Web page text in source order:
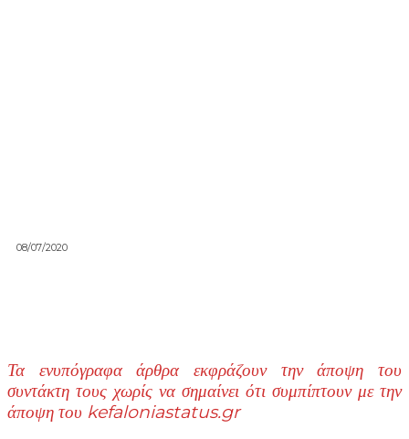
08/07/2020
Τα ενυπόγραφα άρθρα εκφράζουν την άποψη του
συντάκτη τους χωρίς να σημαίνει ότι συμπίπτουν με την
άποψη του kefaloniastatus.gr